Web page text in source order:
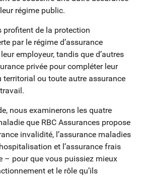
régime public.
profitent de la protection
par le régime d’assurance
employeur, tandis que d’autres
privée pour compléter leur
territorial ou toute autre assurance
nous examinerons les quatre
que RBC Assurances propose
invalidité, l’assurance maladies
et l’assurance frais
– pour que vous puissiez mieux
et le rôle qu’ils